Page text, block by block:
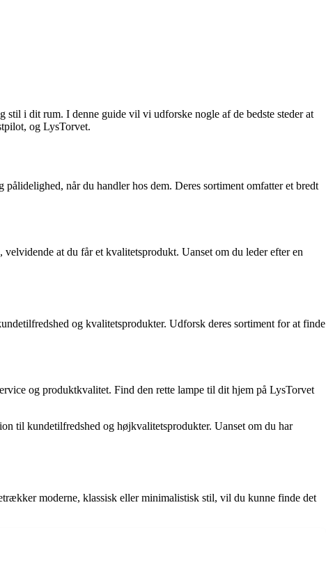
i dit rum. I denne guide vil vi udforske nogle af de bedste steder at
og LysTorvet.
når du handler hos dem. Deres sortiment omfatter et bredt
at du får et kvalitetsprodukt. Uanset om du leder efter en
og kvalitetsprodukter. Udforsk deres sortiment for at finde
og produktkvalitet. Find den rette lampe til dit hjem på LysTorvet
til kundetilfredshed og højkvalitetsprodukter. Uanset om du har
moderne, klassisk eller minimalistisk stil, vil du kunne finde det